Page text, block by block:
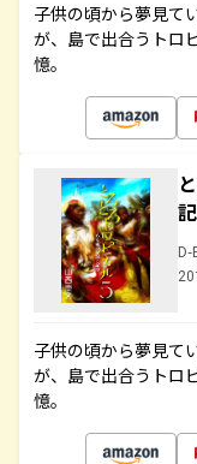
子供の頃から夢見て
が、島で出合うトロ
憶。
D-
子供の頃から夢見て
が、島で出合うトロ
憶。